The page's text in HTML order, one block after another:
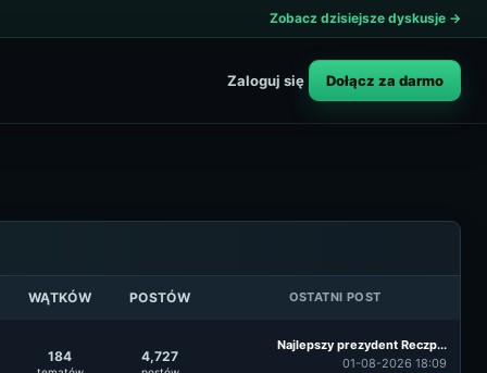
Zobacz dzisiejsze dyskusje →
Zaloguj się Dołącz za darmo
WĄTKÓW POSTÓW OSTATNI POST
184 4,727
Najlepszy prezydent Reczp...
01-08-2026 18:09